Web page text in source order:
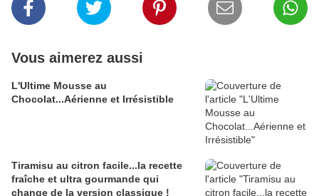
Vous aimerez aussi
L'Ultime Mousse au
Chocolat...Aérienne et Irrésistible
Tiramisu au citron facile...la recette
fraîche et ultra gourmande qui
change de la version classique !